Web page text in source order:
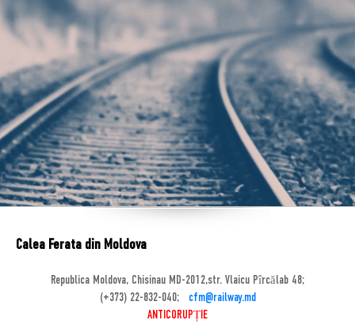
Calea Ferata din Moldova
Republica Moldova, Chisinau MD-2012,str. Vlaicu Pîrcălab 48;
(+373) 22-832-040;
cfm@railway.md
ANTICORUPȚIE